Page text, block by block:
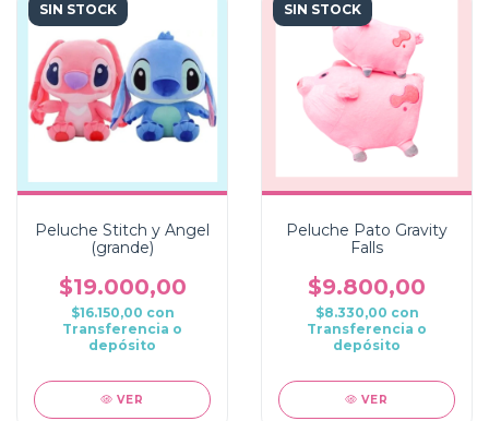
SIN STOCK
Peluche Stitch y Angel
(grande)
$19.000,00
$16.150,00 con
Transferencia o
depósito
VER
SIN STOCK
Peluche Pato Gravity
Falls
$9.800,00
$8.330,00 con
Transferencia o
depósito
VER